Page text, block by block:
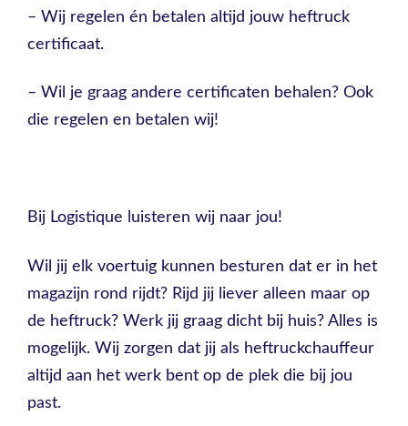
– Wij regelen én betalen altijd jouw heftruck
certificaat.
– Wil je graag andere certificaten behalen? Ook
die regelen en betalen wij!
Bij Logistique luisteren wij naar jou!
Wil jij elk voertuig kunnen besturen dat er in het
magazijn rond rijdt? Rijd jij liever alleen maar op
de heftruck? Werk jij graag dicht bij huis? Alles is
mogelijk. Wij zorgen dat jij als heftruckchauffeur
altijd aan het werk bent op de plek die bij jou
past.